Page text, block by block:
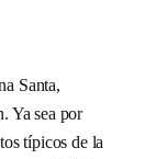
Santa,
Ya sea por
típicos de la